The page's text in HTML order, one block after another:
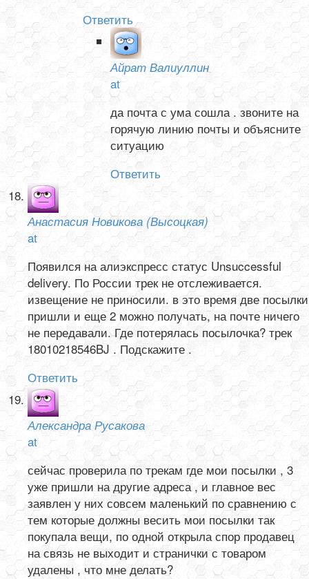
Ответить
Айрат Валиуллин
at
да почта с ума сошла . звоните на
горячую линию почты и объясните
ситуацию
Ответить
Анастасия Новикова (Высоцкая)
at
Появился на алиэкспресс статус Unsuccessful
delivery. По России трек не отслеживается.
извещение не приносили. в это время две посылки
пришли и еще 2 можно получать, на почте ничего
не передавали. Где потерялась посылочка? трек
18010218546BJ . Подскажите .
Ответить
Александра Русакова
at
сейчас проверила по трекам где мои посылки , 3
уже пришли на другие адреса , и главное вес
заявлен у них совсем маленький по сравнению с
тем которые должны весить мои посылки так
покупала вещи, по одной открыла спор продавец
на связь не выходит и странички с товаром
удалены , что мне делать?